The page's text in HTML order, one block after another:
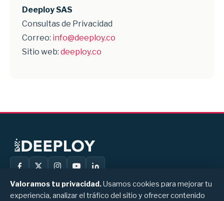
Deeploy SAS
Consultas de Privacidad
Correo: info@deeploy.co
Sitio web: deeploy.co
Valoramos tu privacidad.Usamos cookies para mejorar tu
experiencia, analizar el tráfico del sitio y ofrecer contenido